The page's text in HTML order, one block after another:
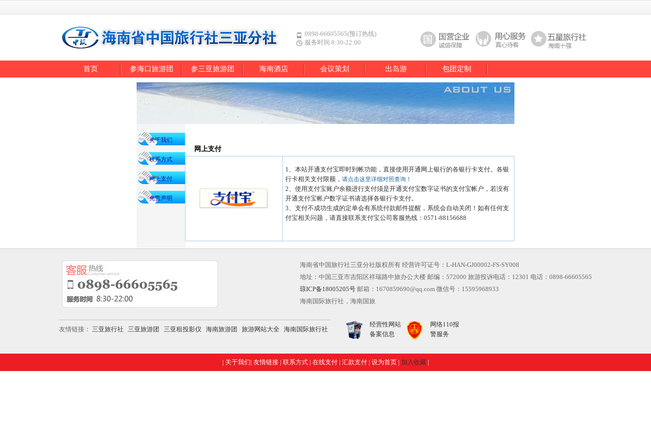
0898-66605565(预订热线)
服务时间 8:30-22:00
首页 参海口旅游团 参三亚旅游团 海南酒店 会议策划 出岛游 包团定制
关于我们
联系方式
网上支付
免责声明
网上支付
1、本站开通支付宝即时到帐功能，直接使用开通网上银行的各银行卡支付。各银
行卡相关支付限额， 请点击这里详细对照查询！
2、使用支付宝账户余额进行支付须是开通支付宝数字证书的支付宝帐户，若没有
开通支付宝帐户数字证书请选择各银行卡支付。
3、支付不成功生成的定单会有系统付款邮件提醒，系统会自动关闭！如有任何支
付宝相关问题，请直接联系支付宝公司客服热线：0571-88156688
海南省中国旅行社三亚分社版权所有 经营许可证号：L-HAN-GJ00002-FS-SY008
地址：中国三亚市吉阳区祥瑞路中旅办公大楼 邮编：572000 旅游投诉电话：12301 电话：0898-66605565
琼ICP备18005205号 邮箱：1670859690@qq.com 微信号：15595968933
海南国际旅行社，海南国旅
友情链接： 三亚旅行社 三亚旅游团 三亚租投影仪 海南旅游团 旅游网站大全 海南国际旅行社
经营性网站
备案信息
网络110报
警服务
| 关于我们| 友情链接| 联系方式| 在线支付| 汇款支付| 设为首页| 加入收藏|